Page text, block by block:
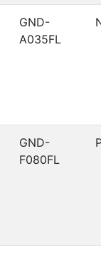
GND-
A035FL
GND-
F080FL